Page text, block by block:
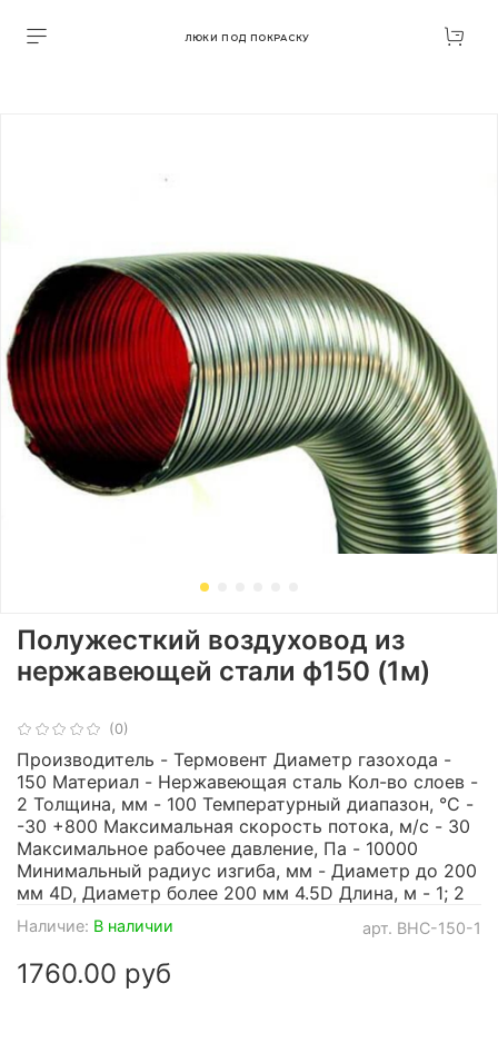
ЛЮКИ ПОД ПОКРАСКУ
(0)
арт. ВНС-150-1
Наличие: В наличии
Полужесткий воздуховод из
нержавеющей стали ф150 (1м)
1760.00 руб
Производитель - Термовент Диаметр газохода -
150 Материал - Нержавеющая сталь Кол-во слоев -
2 Толщина, мм - 100 Температурный диапазон, °С -
-30 +800 Максимальная скорость потока, м/с - 30
Максимальное рабочее давление, Па - 10000
Минимальный радиус изгиба, мм - Диаметр до 200
мм 4D, Диаметр более 200 мм 4.5D Длина, м - 1; 2